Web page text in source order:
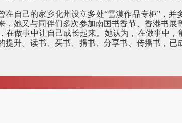
在自己的家乡化州设立多处“雪漠作品专柜”，
，她又与同伴们多次参加南国书香节、香港书
在做事中让自己成长起来。她认为，在做事中，
提升。读书、买书、捐书、分享书、传播书，